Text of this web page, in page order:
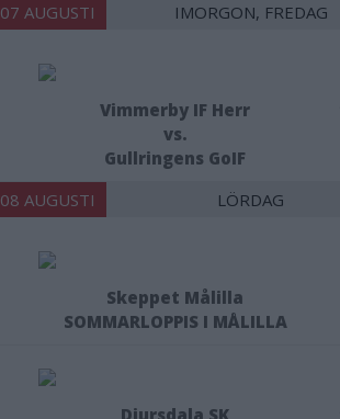
07 AUGUSTI IMORGON, FREDAG
Vimmerby IF Herr
vs.
Gullringens GoIF
08 AUGUSTI LÖRDAG
Skeppet Målilla
SOMMARLOPPIS I MÅLILLA
Djursdala SK